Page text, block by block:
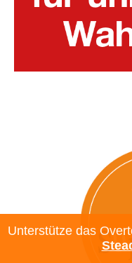
Unterstütze das